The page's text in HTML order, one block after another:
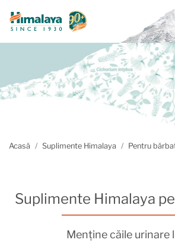
Acasă Suplimente Himalaya Pentru
Suplimente Himalaya
Menține căile urinare